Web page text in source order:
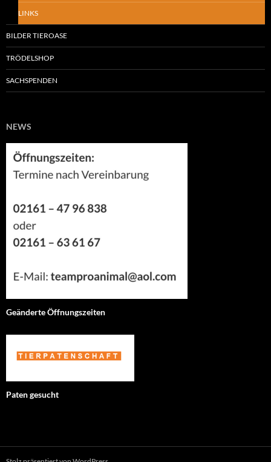
LINKS
BILDER TIEROASE
TRÖDELSHOP
SACHSPENDEN
NEWS
Geänderte Öffnungszeiten
Paten gesucht